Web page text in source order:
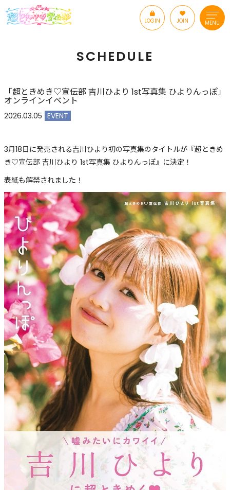
LOGIN JOIN MENU
SCHEDULE
「超ときめき♡宣伝部 吉川ひより 1st写真集 ひよりんっぽ」
オンラインイベント
2026.03.05 EVENT
3月18日に発売される吉川ひより初の写真集のタイトルが『超ときめ
き♡宣伝部 吉川ひより 1st写真集 ひよりんっぽ』に決定！
表紙も解禁されました！